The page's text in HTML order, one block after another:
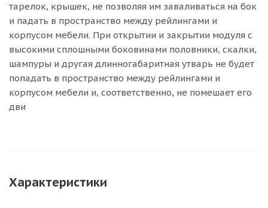
тарелок, крышек, не позволяя им заваливаться на бок
и падать в пространство между рейлингами и
корпусом мебели. При открытии и закрытии модуля с
высокими сплошными боковинами половники, скалки,
шампуры и другая длинногабаритная утварь не будет
попадать в пространство между рейлингами и
корпусом мебели и, соответственно, не помешает его
дви
Характеристики